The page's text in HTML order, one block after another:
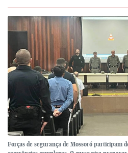
Forças de segurança de Mossoró participam